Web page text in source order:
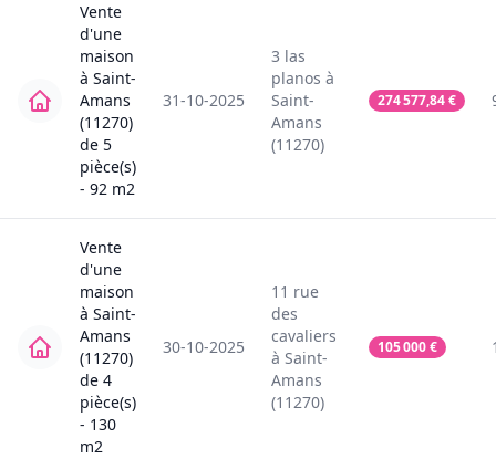
Vente
d'une
maison
à Saint-
Amans
(11270)
de 5
pièce(s)
- 92 m2
31-10-2025
3 las
planos à
Saint-
Amans
(11270)
274 577,84€
Vente
d'une
maison
à Saint-
Amans
(11270)
de 4
pièce(s)
- 130
m2
30-10-2025
11 rue
des
cavaliers
à Saint-
Amans
(11270)
105 000€